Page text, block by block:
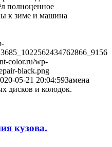
полноценное
к зиме и машина
color.ru/wp-
black.png
05-21 20:04:59Замена
дисков и колодок.
кузова.